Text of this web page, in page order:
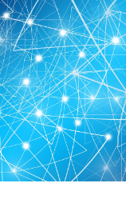
2024 ist
Formate der
zu […]